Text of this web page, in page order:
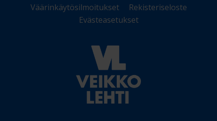
Väärinkäytösilmoitukset
Rekisteriseloste
Evästeasetukset